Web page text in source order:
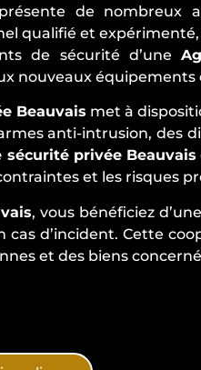
de nombreux
qualifié et
de sécurité d’une
nouveaux équipements
Beauvais met à
anti-intrusion, des
sécurité privée Beauvais
et les risques
, vous bénéficiez
d’incident. Cette
et des biens